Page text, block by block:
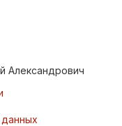
Александрович